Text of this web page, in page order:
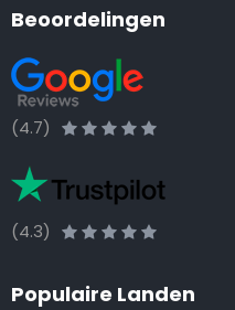
Beoordelingen
(4.7)
(4.3)
Populaire Landen